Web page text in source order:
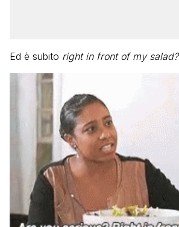
Ed è subito right in front of my salad?